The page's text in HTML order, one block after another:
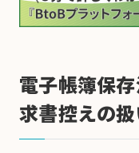
電子帳簿保
求書控えの